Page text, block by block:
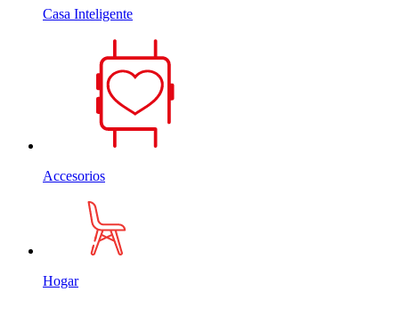
Casa Inteligente
Accesorios
Hogar